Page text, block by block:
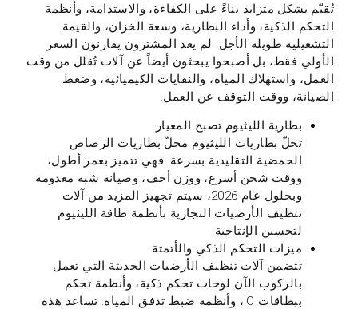
تُقيّم بشكل متزايد بناءً على الكفاءة، والاستدامة، وأنظمة
التحكم الذكية، وأداء البطارية، وسعة الخزان، والقيمة
التشغيلية طويلة الأجل. لم يعد المشترون يقارنون السعر
الأولي فقط، بل أصبحوا يبحثون أيضاً عن آلات تُقلل من وقت
العمل، واستهلاك المياه، والنفايات الكيميائية، وضغط
الصيانة، ووقت التوقف عن العمل.
بطارية الليثيوم تصبح المعيار
تحلّ بطاريات الليثيوم محلّ بطاريات الرصاص
الحمضية التقليدية بسرعة. فهي تتميز بعمر أطول،
ووقت شحن أسرع، ووزن أخف، وصيانة شبه معدومة.
وبحلول عام 2026، سيتم تجهيز المزيد من آلات
تنظيف الأرضيات التجارية بأنظمة طاقة الليثيوم
لتحسين الإنتاجية.
ميزات التحكم الذكي والأتمتة
تتضمن آلات تنظيف الأرضيات الحديثة التي تعمل
بالركوب الآن لوحات تحكم ذكية، وأنظمة تحكم
ببطاقات IC، وأنظمة ضبط تدفق المياه. تساعد هذه